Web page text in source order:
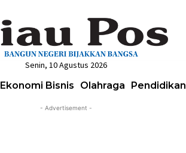
Senin, 10 Agustus 2026
Ekonomi Bisnis Olahraga Pendidikan
- Advertisement -